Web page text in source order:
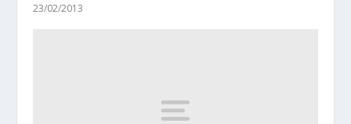
23/02/2013